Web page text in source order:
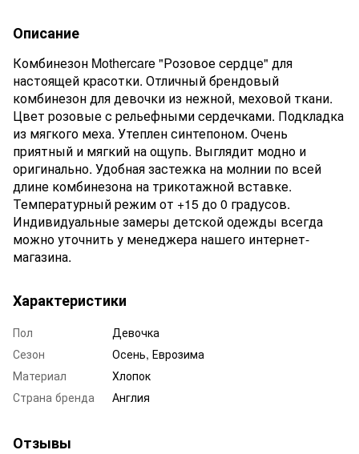
Описание
Комбинезон Mothercare "Розовое сердце" для
настоящей красотки. Отличный брендовый
комбинезон для девочки из нежной, меховой ткани.
Цвет розовые с рельефными сердечками. Подкладка
из мягкого меха. Утеплен синтепоном. Очень
приятный и мягкий на ощупь. Выглядит модно и
оригинально. Удобная застежка на молнии по всей
длине комбинезона на трикотажной вставке.
Температурный режим от +15 до 0 градусов.
Индивидуальные замеры детской одежды всегда
можно уточнить у менеджера нашего интернет-
магазина.
Характеристики
Пол
Девочка
Сезон
Осень, Еврозима
Материал
Хлопок
Страна бренда
Англия
Отзывы